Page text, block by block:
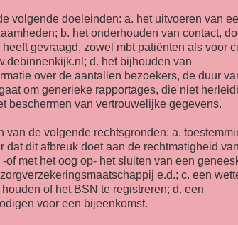
volgende doeleinden: a. het uitvoeren van
b. het onderhouden van contact,
gevraagd, zowel mbt patiënten als voor
d. het bijhouden van
over de aantallen bezoekers, de duur
om generieke rapportages, die niet
beschermen van vertrouwelijke gegevens.
de volgende rechtsgronden: a.
dit afbreuk doet aan de rechtmatigheid
met het oog op- het sluiten van een
e.d.; c. een
of het BSN te registreren; d. een
voor een bijeenkomst.